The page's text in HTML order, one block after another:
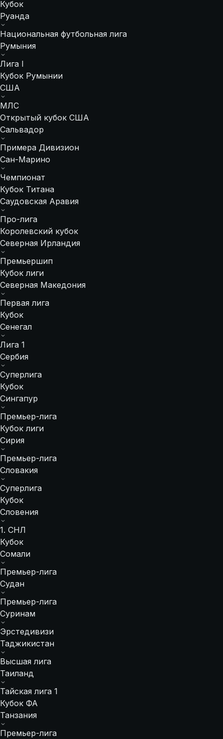
Кубок
Руанда
Национальная футбольная лига
Румыния
Лига I
Кубок Румынии
США
МЛС
Открытый кубок США
Сальвадор
Примера Дивизион
Сан-Марино
Чемпионат
Кубок Титана
Саудовская Аравия
Про-лига
Королевский кубок
Северная Ирландия
Премьершип
Кубок лиги
Северная Македония
Первая лига
Кубок
Сенегал
Лига 1
Сербия
Суперлига
Кубок
Сингапур
Премьер-лига
Кубок лиги
Сирия
Премьер-лига
Словакия
Суперлига
Кубок
Словения
1. СНЛ
Кубок
Сомали
Премьер-лига
Судан
Премьер-лига
Суринам
Эрстедивизи
Таджикистан
Высшая лига
Таиланд
Тайская лига 1
Кубок ФА
Танзания
Премьер-лига